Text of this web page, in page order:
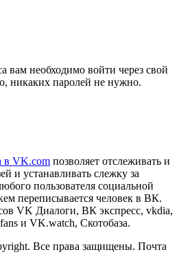
вам необходимо войти через свой
никаких паролей не нужно.
в VK.com позволяет отслеживать и
и устанавливать слежку за
пользователя социальной
переписывается человек в ВК.
VK Диалоги, ВК экспресс, vkdia,
и VK.watch, Скотобаза.
Все права защищены. Почта